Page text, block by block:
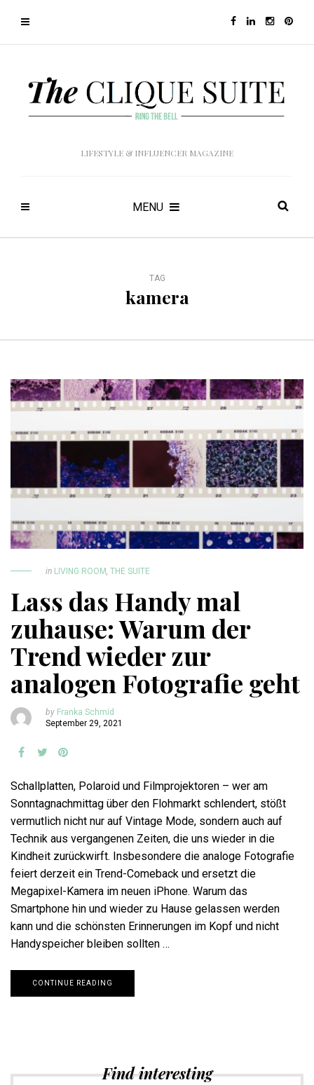
LIFESTYLE & INFLUENCER MAGAZINE
MENU
TAG
kamera
in LIVING ROOM, THE SUITE
Lass das Handy mal
zuhause: Warum der
Trend wieder zur
analogen Fotografie geht
by Franka Schmid
September 29, 2021
Schallplatten, Polaroid und Filmprojektoren – wer am
Sonntagnachmittag über den Flohmarkt schlendert, stößt
vermutlich nicht nur auf Vintage Mode, sondern auch auf
Technik aus vergangenen Zeiten, die uns wieder in die
Kindheit zurückwirft. Insbesondere die analoge Fotografie
feiert derzeit ein Trend-Comeback und ersetzt die
Megapixel-Kamera im neuen iPhone. Warum das
Smartphone hin und wieder zu Hause gelassen werden
kann und die schönsten Erinnerungen im Kopf und nicht
Handyspeicher bleiben sollten …
CONTINUE READING
Find interesting